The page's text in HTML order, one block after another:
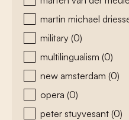
martin michael
military (0)
multilingualism (0)
new amsterdam (0)
opera (0)
peter stuyvesant (0)